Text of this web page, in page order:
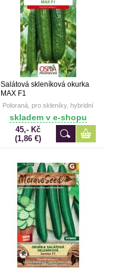
Salátová skleníková okurka
MAX F1
Poloraná, pro skleníky, hybridní
skladem v e-shopu
45,- Kč
(1,86 €)